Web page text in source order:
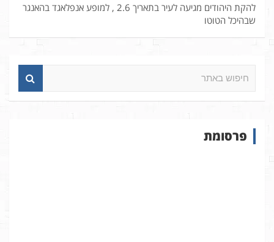
להקת היהודים מגיעה לעיר בתאריך 2.6 , למופע אנפלאגד בהאנגר
שבהיכל הטוטו
א
פרסומת